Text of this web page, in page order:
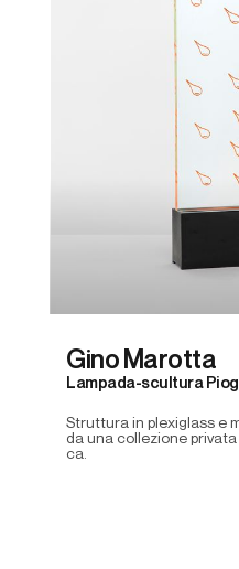
Gino Marotta
Lampada-scultura
Struttura in plexiglass e
da una collezione
ca.